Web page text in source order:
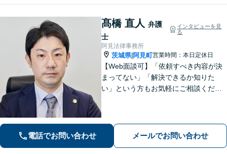
髙橋 直人 弁護
士
インタビューを見
る
阿見法律事務所
茨城県|阿見町営業時間：本日定休日
【Web面談可】「依頼すべき内容が決
まってない」「解決できるか知りた
い」という方もお気軽にご相談くださ
電話でお問い合わせ メールでお問い合わせ